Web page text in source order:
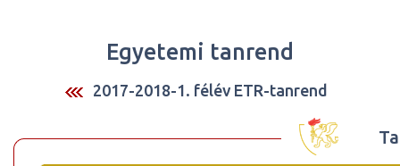
Egyetemi tanrend
2017-2018-1. félév ETR-tanrend